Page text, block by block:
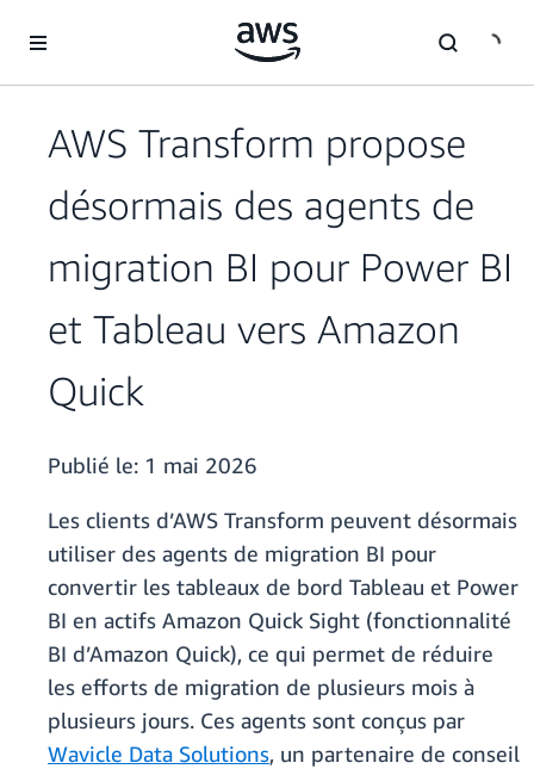
AWS Transform propose
désormais des agents de
migration BI pour Power BI
et Tableau vers Amazon
Quick
Publié le: 1 mai 2026
Les clients d’AWS Transform peuvent désormais
utiliser des agents de migration BI pour
convertir les tableaux de bord Tableau et Power
BI en actifs Amazon Quick Sight (fonctionnalité
BI d’Amazon Quick), ce qui permet de réduire
les efforts de migration de plusieurs mois à
plusieurs jours. Ces agents sont conçus par
Wavicle Data Solutions, un partenaire de conseil